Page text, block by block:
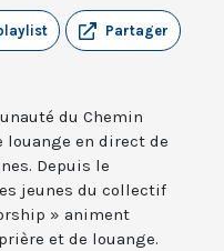
Partager
du Chemin
louange en direct de
Depuis le
jeunes du collectif
» animent
et de louange.